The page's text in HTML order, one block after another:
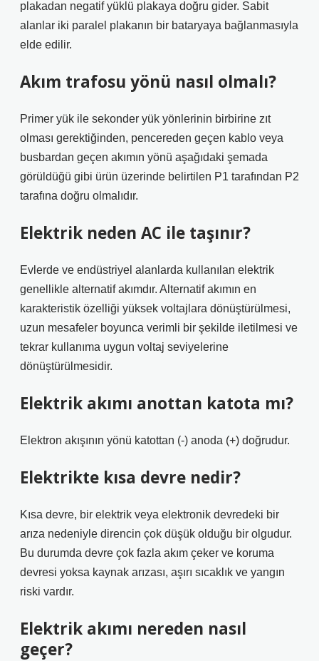
plakadan negatif yüklü plakaya doğru gider. Sabit
alanlar iki paralel plakanın bir bataryaya bağlanmasıyla
elde edilir.
Akım trafosu yönü nasıl olmalı?
Primer yük ile sekonder yük yönlerinin birbirine zıt
olması gerektiğinden, pencereden geçen kablo veya
busbardan geçen akımın yönü aşağıdaki şemada
görüldüğü gibi ürün üzerinde belirtilen P1 tarafından P2
tarafına doğru olmalıdır.
Elektrik neden AC ile taşınır?
Evlerde ve endüstriyel alanlarda kullanılan elektrik
genellikle alternatif akımdır. Alternatif akımın en
karakteristik özelliği yüksek voltajlara dönüştürülmesi,
uzun mesafeler boyunca verimli bir şekilde iletilmesi ve
tekrar kullanıma uygun voltaj seviyelerine
dönüştürülmesidir.
Elektrik akımı anottan katota mı?
Elektron akışının yönü katottan (-) anoda (+) doğrudur.
Elektrikte kısa devre nedir?
Kısa devre, bir elektrik veya elektronik devredeki bir
arıza nedeniyle direncin çok düşük olduğu bir olgudur.
Bu durumda devre çok fazla akım çeker ve koruma
devresi yoksa kaynak arızası, aşırı sıcaklık ve yangın
riski vardır.
Elektrik akımı nereden nasıl
geçer?